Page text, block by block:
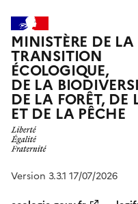
MINISTÈRE DE LA
TRANSITION
ÉCOLOGIQUE,
DE LA
DE LA FORÊT, DE
ET DE LA PÊCHE
Version 3.3.1 17/07/2026